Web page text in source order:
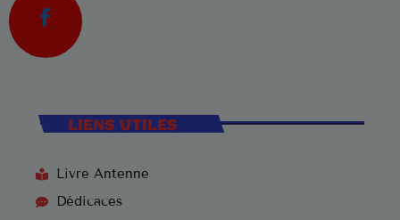
LIENS UTILES
Livre Antenne
Dédicaces